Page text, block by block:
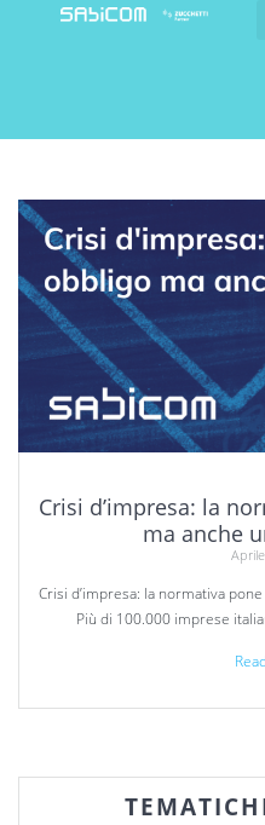
Crisi d’impresa: la
ma anche
Crisi d’impresa: la normativa
Più di 100.000 imprese